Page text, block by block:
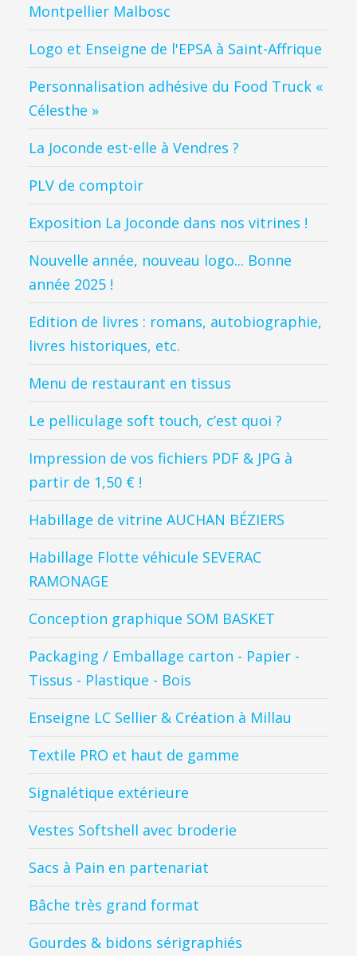
Montpellier Malbosc
Logo et Enseigne de l'EPSA à Saint-Affrique
Personnalisation adhésive du Food Truck «
Célesthe »
La Joconde est-elle à Vendres ?
PLV de comptoir
Exposition La Joconde dans nos vitrines !
Nouvelle année, nouveau logo... Bonne
année 2025 !
Edition de livres : romans, autobiographie,
livres historiques, etc.
Menu de restaurant en tissus
Le pelliculage soft touch, c’est quoi ?
Impression de vos fichiers PDF & JPG à
partir de 1,50 € !
Habillage de vitrine AUCHAN BÉZIERS
Habillage Flotte véhicule SEVERAC
RAMONAGE
Conception graphique SOM BASKET
Packaging / Emballage carton - Papier -
Tissus - Plastique - Bois
Enseigne LC Sellier & Création à Millau
Textile PRO et haut de gamme
Signalétique extérieure
Vestes Softshell avec broderie
Sacs à Pain en partenariat
Bâche très grand format
Gourdes & bidons sérigraphiés